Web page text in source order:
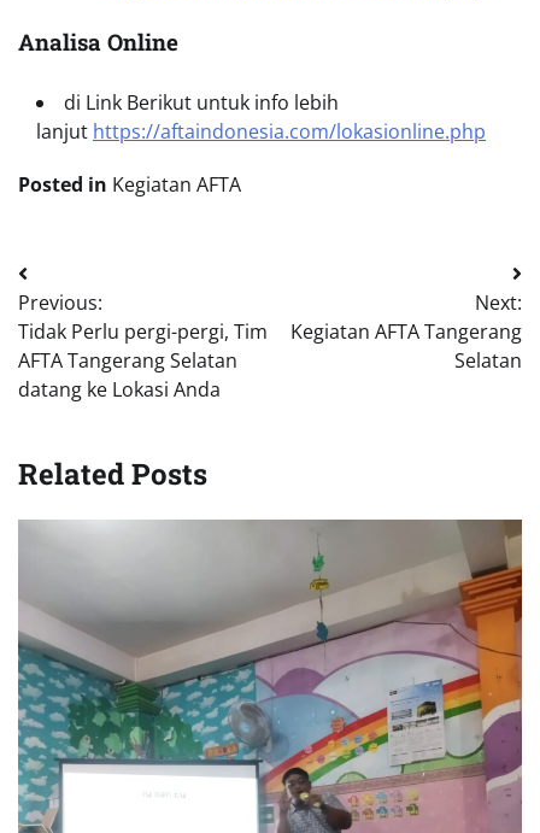
Analisa Online
di Link Berikut untuk info lebih
lanjut https://aftaindonesia.com/lokasionline.php
Posted in Kegiatan AFTA
Navigasi
pos
Previous:
Tidak Perlu pergi-pergi, Tim
AFTA Tangerang Selatan
datang ke Lokasi Anda
Next:
Kegiatan AFTA Tangerang
Selatan
Related Posts